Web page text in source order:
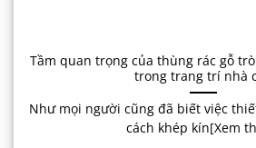
Tầm quan trọng của thùng rác gỗ
trong trang trí nhà
Như mọi người cũng đã biết việc
cách khép kín[Xem